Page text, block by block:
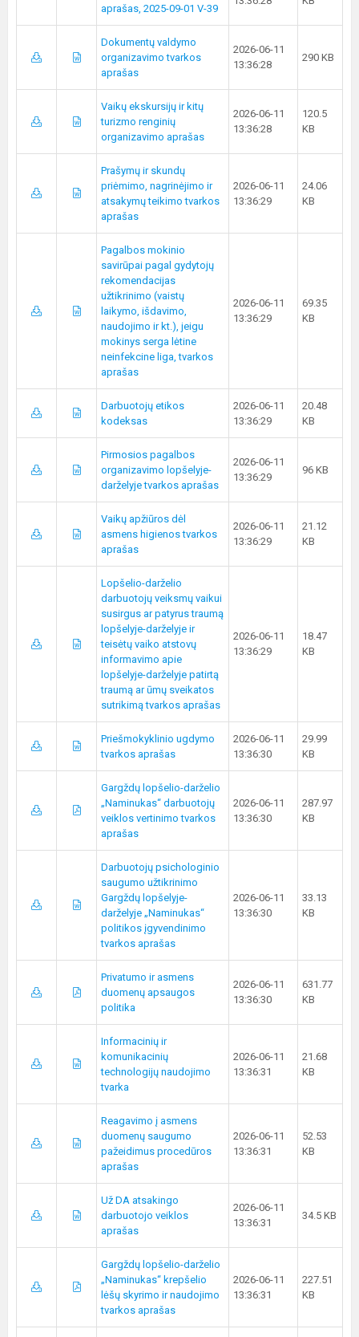
aprašas, 2025-09-01 V-39
Dokumentų valdymo
organizavimo tvarkos
aprašas
2026-06-11
13:36:28
290 KB
Vaikų ekskursijų ir kitų
turizmo renginių
organizavimo aprašas
2026-06-11
13:36:28
120.5
KB
Prašymų ir skundų
priėmimo, nagrinėjimo ir
atsakymų teikimo tvarkos
aprašas
2026-06-11
13:36:29
24.06
KB
Pagalbos mokinio
savirūpai pagal gydytojų
rekomendacijas
užtikrinimo (vaistų
laikymo, išdavimo,
naudojimo ir kt.), jeigu
mokinys serga lėtine
neinfekcine liga, tvarkos
aprašas
2026-06-11
13:36:29
69.35
KB
Darbuotojų etikos
kodeksas
2026-06-11
13:36:29
20.48
KB
Pirmosios pagalbos
organizavimo lopšelyje-
darželyje tvarkos aprašas
2026-06-11
13:36:29
96 KB
Vaikų apžiūros dėl
asmens higienos tvarkos
aprašas
2026-06-11
13:36:29
21.12
KB
Lopšelio-darželio
darbuotojų veiksmų vaikui
susirgus ar patyrus traumą
lopšelyje-darželyje ir
teisėtų vaiko atstovų
informavimo apie
lopšelyje-darželyje patirtą
traumą ar ūmų sveikatos
sutrikimą tvarkos aprašas
2026-06-11
13:36:29
18.47
KB
Priešmokyklinio ugdymo
tvarkos aprašas
2026-06-11
13:36:30
29.99
KB
Gargždų lopšelio-darželio
„Naminukas“ darbuotojų
veiklos vertinimo tvarkos
aprašas
2026-06-11
13:36:30
287.97
KB
Darbuotojų psichologinio
saugumo užtikrinimo
Gargždų lopšelyje-
darželyje „Naminukas“
politikos įgyvendinimo
tvarkos aprašas
2026-06-11
13:36:30
33.13
KB
Privatumo ir asmens
duomenų apsaugos
politika
2026-06-11
13:36:30
631.77
KB
Informacinių ir
komunikacinių
technologijų naudojimo
tvarka
2026-06-11
13:36:31
21.68
KB
Reagavimo į asmens
duomenų saugumo
pažeidimus procedūros
aprašas
2026-06-11
13:36:31
52.53
KB
Už DA atsakingo
darbuotojo veiklos
aprašas
2026-06-11
13:36:31
34.5 KB
Gargždų lopšelio-darželio
„Naminukas“ krepšelio
lėšų skyrimo ir naudojimo
tvarkos aprašas
2026-06-11
13:36:31
227.51
KB